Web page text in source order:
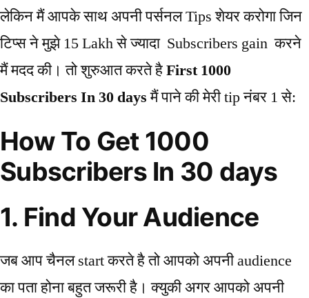
लेकिन मैं आपके साथ अपनी पर्सनल Tips शेयर करोगा जिन
टिप्स ने मुझे 15 Lakh से ज्यादा Subscribers gain करने
मैं मदद की। तो शुरुआत करते हैFirst 1000
Subscribers In 30 daysमैं पाने की मेरी tip नंबर 1 से:
How To Get 1000
Subscribers In 30 days
1. Find Your Audience
जब आप चैनल start करते है तो आपको अपनी audience
का पता होना बहुत जरूरी है। क्युकी अगर आपको अपनी